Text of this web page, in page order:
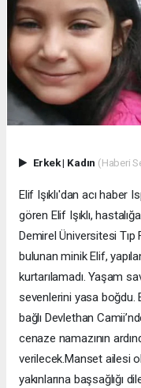
Erkek| Kadın (Haberi
Elif Işıklı'dan acı haber
gören Elif Işıklı,
Demirel Üniversitesi Tıp
bulunan minik Elif,
kurtarılamadı. Yaşam
sevenlerini yasa boğdu.
bağlı Devlethan
cenaze namazının
verilecek.Manset ailesi
yakınlarına başsağlığı